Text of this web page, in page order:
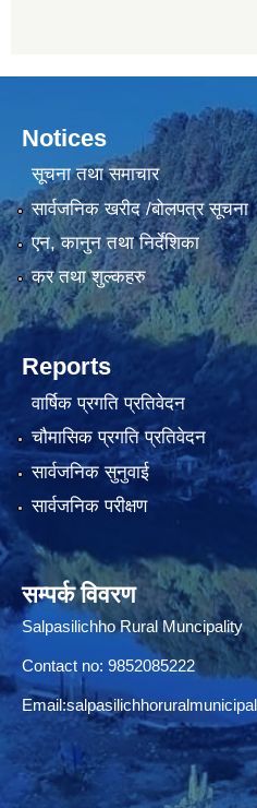
Notices
सूचना तथा समाचार
सार्वजनिक खरीद /बोलपत्र सूचना
एन, कानुन तथा निर्देशिका
कर तथा शुल्कहरु
Reports
वार्षिक प्रगति प्रतिवेदन
चौमासिक प्रगति प्रतिवेदन
सार्वजनिक सुनुवाई
सार्वजनिक परीक्षण
सम्पर्क विवरण
Salpasilichho Rural Muncipality
Contact no: 9852085222
Email: